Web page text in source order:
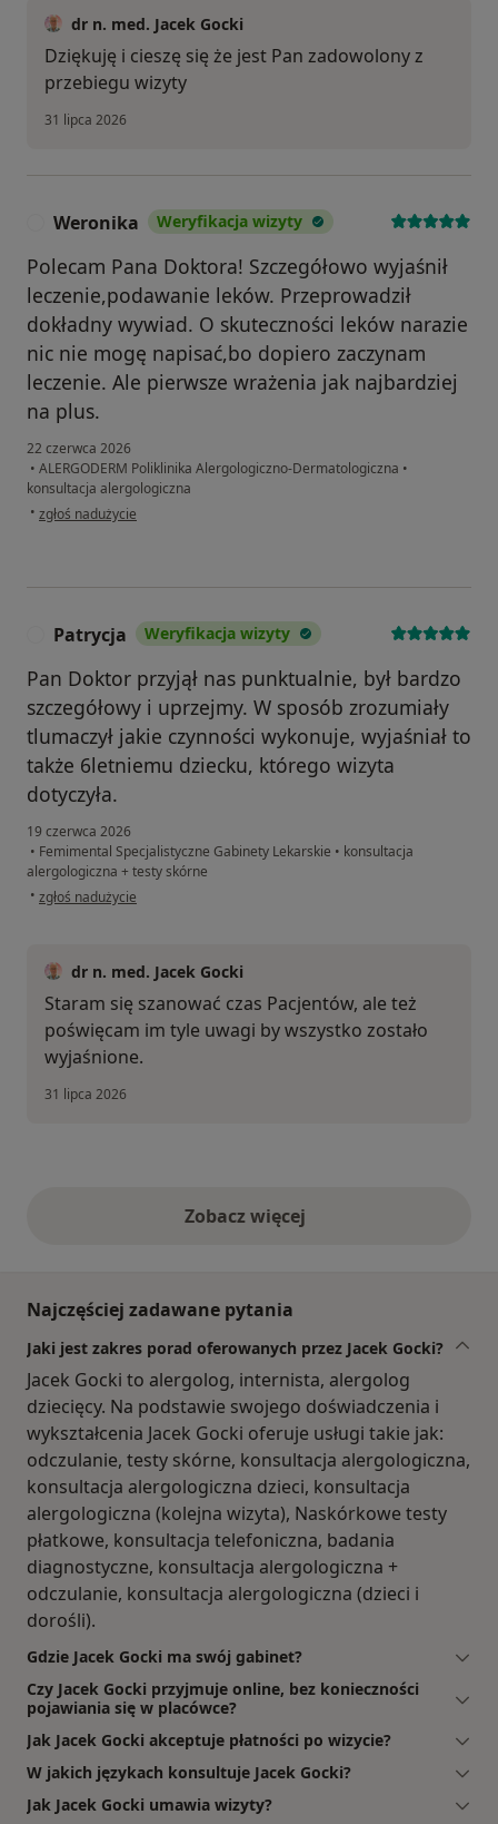
dr n. med. Jacek Gocki
Dziękuję i cieszę się że jest Pan zadowolony z
przebiegu wizyty
31 lipca 2026
Weronika Weryfikacja wizyty
Polecam Pana Doktora! Szczegółowo wyjaśnił
leczenie,podawanie leków. Przeprowadził
dokładny wywiad. O skuteczności leków narazie
nic nie mogę napisać,bo dopiero zaczynam
leczenie. Ale pierwsze wrażenia jak najbardziej
na plus.
22 czerwca 2026
• ALERGODERM Poliklinika Alergologiczno-Dermatologiczna •
konsultacja alergologiczna
• w opinii użytkownika Weronika
zgłoś nadużycie
Patrycja Weryfikacja wizyty
Pan Doktor przyjął nas punktualnie, był bardzo
szczegółowy i uprzejmy. W sposób zrozumiały
tlumaczył jakie czynności wykonuje, wyjaśniał to
także 6letniemu dziecku, którego wizyta
dotyczyła.
19 czerwca 2026
• Femimental Specjalistyczne Gabinety Lekarskie • konsultacja
alergologiczna + testy skórne
• w opinii użytkownika Patrycja
zgłoś nadużycie
dr n. med. Jacek Gocki
Staram się szanować czas Pacjentów, ale też
poświęcam im tyle uwagi by wszystko zostało
wyjaśnione.
31 lipca 2026
Zobacz więcejopinie powyżej
Najczęściej zadawane pytania
Jaki jest zakres porad oferowanych przez Jacek Gocki?
Jacek Gocki to alergolog, internista, alergolog
dziecięcy. Na podstawie swojego doświadczenia i
wykształcenia Jacek Gocki oferuje usługi takie jak:
odczulanie, testy skórne, konsultacja alergologiczna,
konsultacja alergologiczna dzieci, konsultacja
alergologiczna (kolejna wizyta), Naskórkowe testy
płatkowe, konsultacja telefoniczna, badania
diagnostyczne, konsultacja alergologiczna +
odczulanie, konsultacja alergologiczna (dzieci i
dorośli).
Gdzie Jacek Gocki ma swój gabinet?
Czy Jacek Gocki przyjmuje online, bez konieczności
pojawiania się w placówce?
Jak Jacek Gocki akceptuje płatności po wizycie?
W jakich językach konsultuje Jacek Gocki?
Jak Jacek Gocki umawia wizyty?